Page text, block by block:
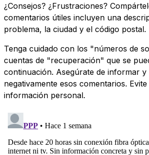
¿Consejos? ¿Frustraciones?
comentarios útiles incluyen una
problema, la ciudad y el código postal.
Tenga cuidado con los "números de
cuentas de "recuperación" que se
continuación. Asegúrate de informar
negativamente esos comentarios.
información personal.